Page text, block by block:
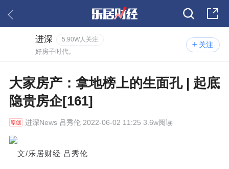
关注
进深 5.90W人关注
好房子时代。
大家房产：拿地榜上的生面孔 | 起底
隐贵房企[161]
进深News吕秀伦 2022-06-02 11:25 3.6w阅读
文/乐居财经 吕秀伦